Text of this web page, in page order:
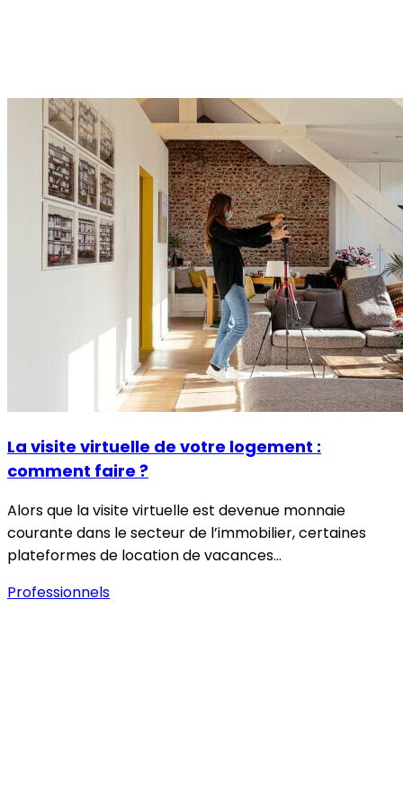
La visite virtuelle de votre logement :
comment faire ?
Alors que la visite virtuelle est devenue monnaie
courante dans le secteur de l’immobilier, certaines
plateformes de location de vacances…
Professionnels